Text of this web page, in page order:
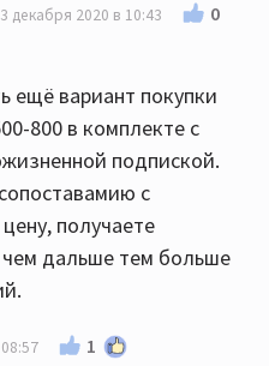
декабря 2020 в 10:43 0
ещё вариант покупки
800 в комплекте с
подпиской.
с
получаете
дальше тем больше
1